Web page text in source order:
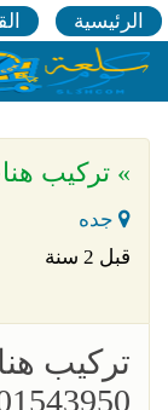
الرئيسية
» تركيب هناجر
جده
قبل 2 سنة
تركيب